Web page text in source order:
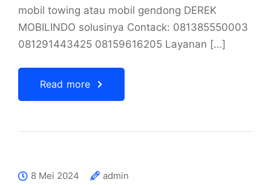
mobil towing atau mobil gendong DEREK
MOBILINDO solusinya Contack: 081385550003
081291443425 08159616205 Layanan […]
Read more
8 Mei 2024
admin